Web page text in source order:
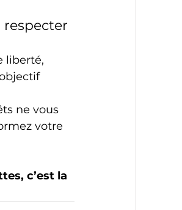
liberté,
ne vous
votre
c’est la